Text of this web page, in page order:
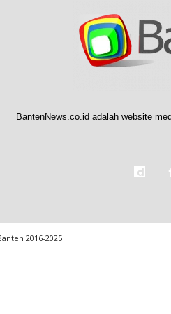
BantenNews.co.id adalah website
2016-2025